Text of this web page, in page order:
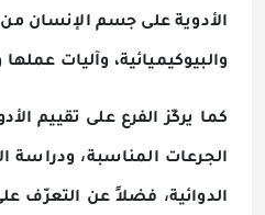
الأدوية على جسم الإنسان من
والبيوكيميائية، وآليات
كما يركّز الفرع على تقييم
الجرعات المناسبة، ودراسة
الدوائية، فضلاً عن التعرّف